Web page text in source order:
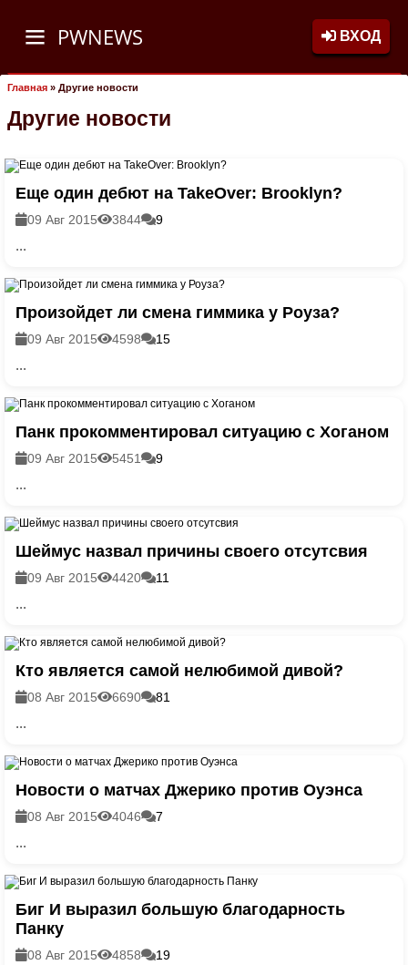
PWNEWS ВХОД
Главная » Другие новости
Другие новости
Еще один дебют на TakeOver: Brooklyn?
09 Авг 2015 3844 9
...
Произойдет ли смена гиммика у Роуза?
09 Авг 2015 4598 15
...
Панк прокомментировал ситуацию с Хоганом
09 Авг 2015 5451 9
...
Шеймус назвал причины своего отсутсвия
09 Авг 2015 4420 11
...
Кто является самой нелюбимой дивой?
08 Авг 2015 6690 81
...
Новости о матчах Джерико против Оуэнса
08 Авг 2015 4046 7
...
Биг И выразил большую благодарность
Панку
08 Авг 2015 4858 19